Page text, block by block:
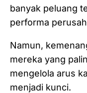
banyak peluang
performa
Namun,
mereka yang
mengelola arus
menjadi kunci.